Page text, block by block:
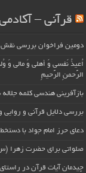
قرآنی –
دومین فراخوان بررسی نقش
اُعیذُ نَفسی وَ أهلی وَ مالی وَ
الرَّحمنِ الرَّحیمِ
بازآفرینی هندسی کلمه
بررسی دلایل قرآنی و
دعای حرز امام جواد با
صلواتی برای حضرت زهرا
چیدمان آیات قرآن در